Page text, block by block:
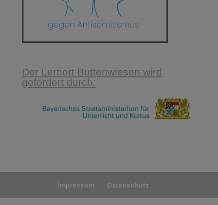
Der Lernort Buttenwiesen wird
gefördert durch:
Impressum Datenschutz